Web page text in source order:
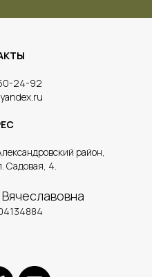
24-92
район,
Садовая, 4.